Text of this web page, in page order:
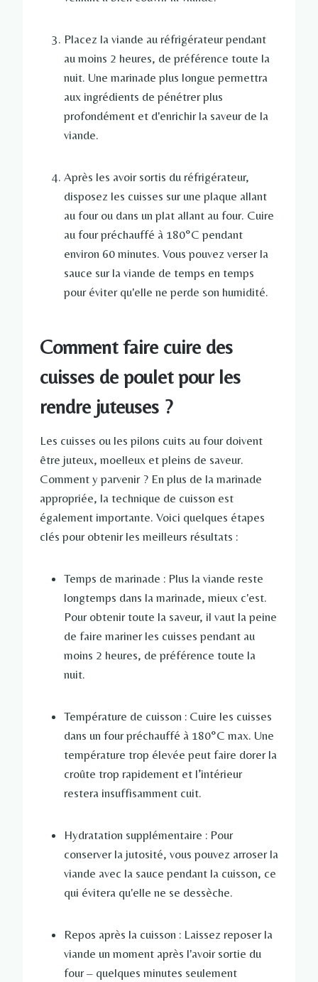
Placez la viande au réfrigérateur pendant
au moins 2 heures, de préférence toute la
nuit. Une marinade plus longue permettra
aux ingrédients de pénétrer plus
profondément et d'enrichir la saveur de la
viande.
Après les avoir sortis du réfrigérateur,
disposez les cuisses sur une plaque allant
au four ou dans un plat allant au four. Cuire
au four préchauffé à 180°C pendant
environ 60 minutes. Vous pouvez verser la
sauce sur la viande de temps en temps
pour éviter qu'elle ne perde son humidité.
Comment faire cuire des
cuisses de poulet pour les
rendre juteuses ?
Les cuisses ou les pilons cuits au four doivent
être juteux, moelleux et pleins de saveur.
Comment y parvenir ? En plus de la marinade
appropriée, la technique de cuisson est
également importante. Voici quelques étapes
clés pour obtenir les meilleurs résultats :
Temps de marinade : Plus la viande reste
longtemps dans la marinade, mieux c'est.
Pour obtenir toute la saveur, il vaut la peine
de faire mariner les cuisses pendant au
moins 2 heures, de préférence toute la
nuit.
Température de cuisson : Cuire les cuisses
dans un four préchauffé à 180°C max. Une
température trop élevée peut faire dorer la
croûte trop rapidement et l’intérieur
restera insuffisamment cuit.
Hydratation supplémentaire : Pour
conserver la jutosité, vous pouvez arroser la
viande avec la sauce pendant la cuisson, ce
qui évitera qu'elle ne se dessèche.
Repos après la cuisson : Laissez reposer la
viande un moment après l'avoir sortie du
four – quelques minutes seulement